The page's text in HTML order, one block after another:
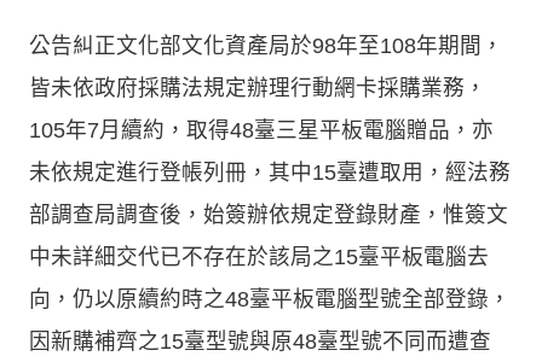
公告糾正文化部文化資產局於98年至108年期間，
皆未依政府採購法規定辦理行動網卡採購業務，
105年7月續約，取得48臺三星平板電腦贈品，亦
未依規定進行登帳列冊，其中15臺遭取用，經法務
部調查局調查後，始簽辦依規定登錄財產，惟簽文
中未詳細交代已不存在於該局之15臺平板電腦去
向，仍以原續約時之48臺平板電腦型號全部登錄，
因新購補齊之15臺型號與原48臺型號不同而遭查